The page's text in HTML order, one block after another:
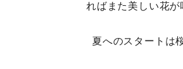
ればまた美しい花が
夏へのスタートは